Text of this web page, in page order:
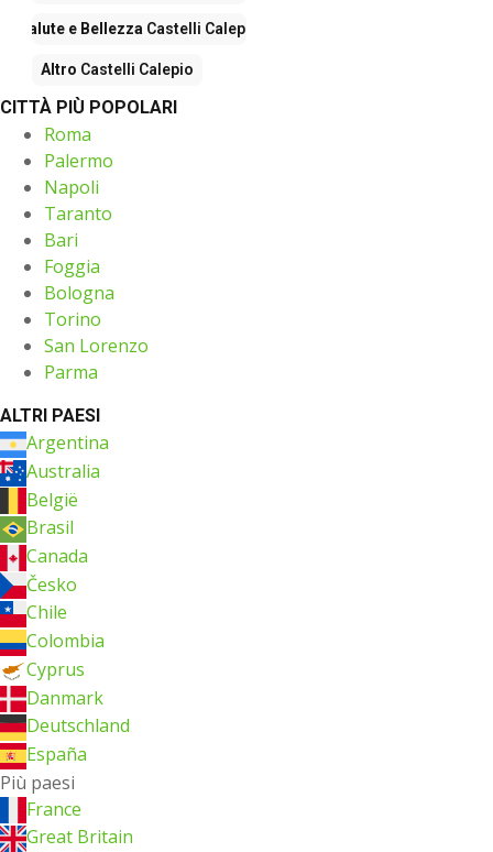
Salute e Bellezza Castelli Calepio
Altro Castelli Calepio
CITTÀ PIÙ POPOLARI
Roma
Palermo
Napoli
Taranto
Bari
Foggia
Bologna
Torino
San Lorenzo
Parma
ALTRI PAESI
Argentina
Australia
België
Brasil
Canada
Česko
Chile
Colombia
Cyprus
Danmark
Deutschland
España
Più paesi
France
Great Britain